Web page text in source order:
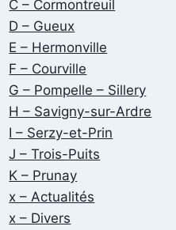
C – Cormontreuil
D – Gueux
E – Hermonville
F – Courville
G – Pompelle – Sillery
H – Savigny-sur-Ardre
I – Serzy-et-Prin
J – Trois-Puits
K – Prunay
x – Actualités
x – Divers